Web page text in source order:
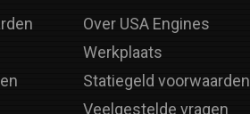
Over USA Engines
Werkplaats
Statiegeld voorwaarden
Veelgestelde vragen